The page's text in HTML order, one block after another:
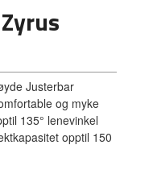
Justerbar
og myke
135° lenevinkel
opptil 150